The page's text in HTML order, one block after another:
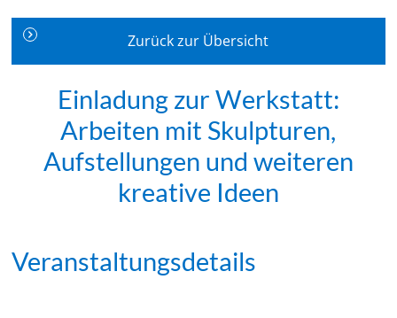
Zurück zur Übersicht
Einladung zur Werkstatt:
Arbeiten mit Skulpturen,
Aufstellungen und weiteren
kreative Ideen
Veranstaltungsdetails